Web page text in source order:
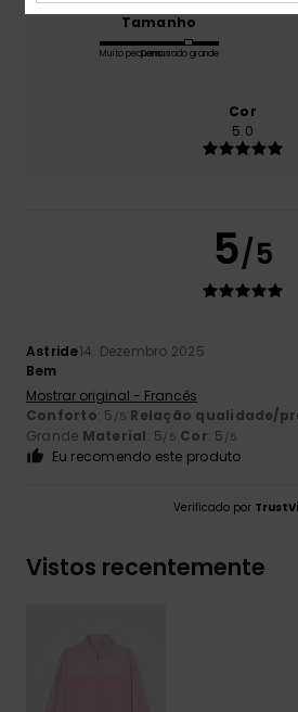
Tamanho
Muito pequenoDemasiado grande
Cor
5.0
5/5
Astride14. Dezembro 2025
Bem
Mostrar original - Francês
Conforto: 5 /5 Relação qualidade/
Grande Material: 5/5 Cor: 5 /5
Eu recomendo este produto
Verificado por
Vistos recentemente